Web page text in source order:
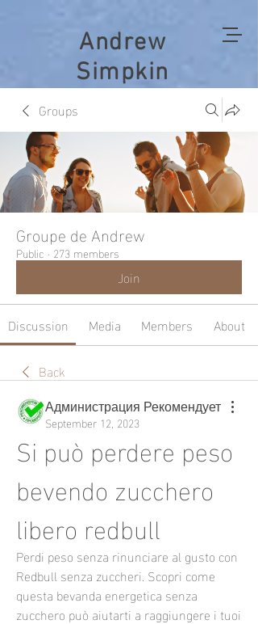
Andrew
Simpkin
Groups
Groupe de Andrew
Public · 273 members
Join
Discussion Media Members
About
Back
Администрация Рекомендует
September 12, 2023
Si può perdere peso
bevendo zucchero
libero redbull
Perdi peso senza rinunciare al gusto con
Redbull senza zuccheri. Scopri come
questa bevanda energetica senza
zucchero può aiutarti a raggiungere i tuoi